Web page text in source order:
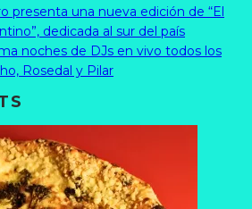
presenta una nueva edición de “El
dedicada al sur del país
noches de DJs en vivo todos los
Rosedal y Pilar